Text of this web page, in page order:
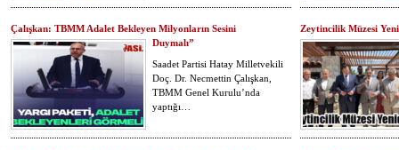
Çalışkan: TBMM Adalet Bekleyen Milyonların Sesini
Duymalı”
Saadet Partisi Hatay Milletvekili
Doç. Dr. Necmettin Çalışkan,
TBMM Genel Kurulu’nda
yaptığı…
Zeytincilik Müzesi